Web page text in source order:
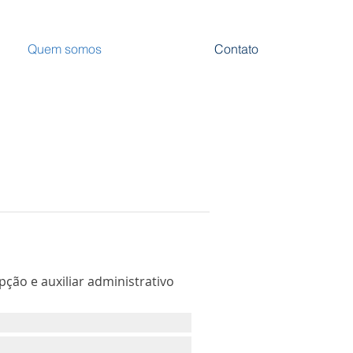
Quem somos Contato
e auxiliar administrativo